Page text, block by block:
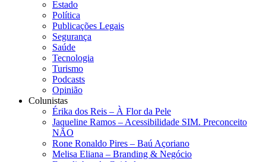
Estado
Política
Publicações Legais
Segurança
Saúde
Tecnologia
Turismo
Podcasts
Opinião
Colunistas
Érika dos Reis​ – À Flor da Pele
Jaqueline Ramos – Acessibilidade SIM. Preconceito
NÃO
Rone Ronaldo Pires – Baú Açoriano
Melisa Eliana – Branding & Negócio